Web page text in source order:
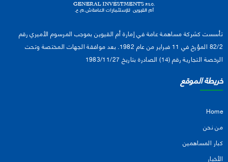
تأسست كشركة مساهمة عامة في إمارة أم القيوين بموجب المرسوم الأميري رقم
82/2 المؤرخ في 11 فبراير من عام 1982. بعد موافقة الجهات المختصة وتحت
الرخصة التجارية رقم (14) الصادرة بتاريخ 1983/11/27
خريطة الموقع
Home
من نحن
كبار المساهمين
الأخبار